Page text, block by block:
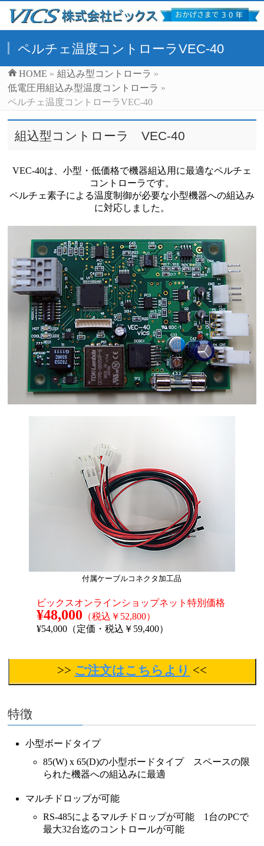
ペルチェ温度コントローラVEC-40
HOME » 組込み型コントローラ »
低電圧用組込み型温度コントローラ »
ペルチェ温度コントローラVEC-40
組込型コントローラ VEC-40
VEC-40は、小型・低価格で機器組込用に最適なペルチェ
コントローラです。
ペルチェ素子による温度制御が必要な小型機器への組込み
に対応しました。
付属ケーブルコネクタ加工品
ビックスオンラインショップネット特別価格
¥48,000 （税込￥52,800）
¥54,000（定価・税込￥59,400）
>> ご注文はこちらより <<
特徴
小型ボードタイプ
85(W) x 65(D)の小型ボードタイプ スペースの限
られた機器への組込みに最適
マルチドロップが可能
RS-485によるマルチドロップが可能 1台のPCで
最大32台迄のコントロールが可能